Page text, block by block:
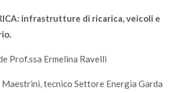
infrastrutture di ricarica, veicoli e
Prof.ssa Ermelina Ravelli
tecnico Settore Energia Garda